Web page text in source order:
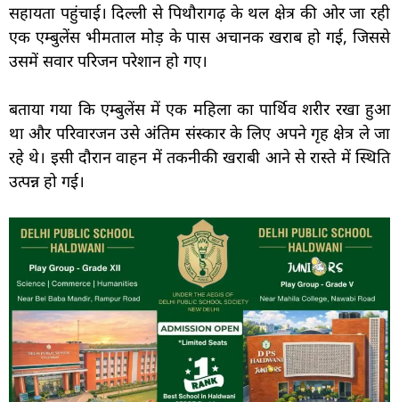
सहायता पहुंचाई। दिल्ली से पिथौरागढ़ के थल क्षेत्र की ओर जा रही
एक एम्बुलेंस भीमताल मोड़ के पास अचानक खराब हो गई, जिससे
उसमें सवार परिजन परेशान हो गए।
बताया गया कि एम्बुलेंस में एक महिला का पार्थिव शरीर रखा हुआ
था और परिवारजन उसे अंतिम संस्कार के लिए अपने गृह क्षेत्र ले जा
रहे थे। इसी दौरान वाहन में तकनीकी खराबी आने से रास्ते में स्थिति
उत्पन्न हो गई।